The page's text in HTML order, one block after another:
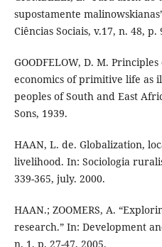
supostamente
Ciências Sociais, v.17, n. 48, p.
GOODFELOW, D. M.
economics of primitive life as
peoples of South and East
Sons, 1939.
HAAN, L. de. Globalization,
livelihood. In: Sociologia
339-365, july. 2000.
HAAN.; ZOOMERS, A.
research.” In: Development
n. 1, p. 27-47, 2005.